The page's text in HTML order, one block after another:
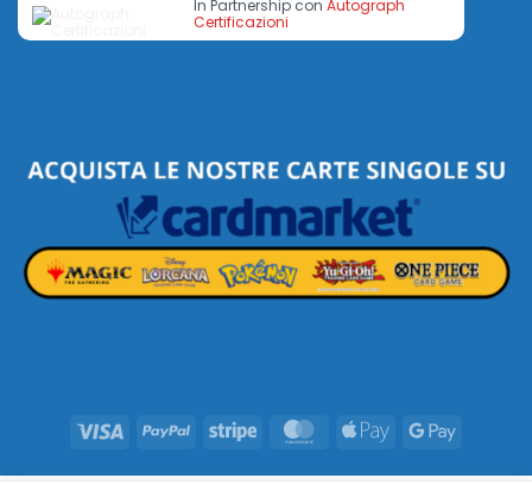
In Partnership con Autograph
Certificazioni
Visa PayPal Stripe MasterCard
Apple
Google